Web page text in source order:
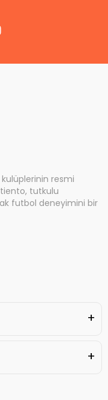
resmi
tutkulu
futbol deneyimini bir